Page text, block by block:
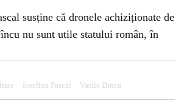
susține că dronele achiziționate de
nu sunt utile statului român, în
Iosefina Pascal Vasile Dincu